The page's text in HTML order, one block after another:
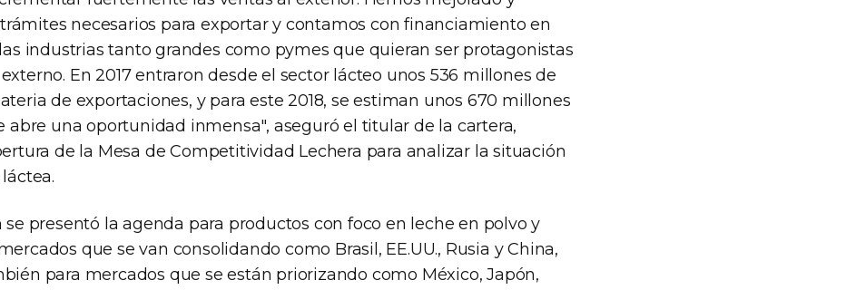
necesarios para exportar y contamos con financiamiento en
industrias tanto grandes como pymes que quieran ser protagonistas
En 2017 entraron desde el sector lácteo unos 536 millones de
de exportaciones, y para este 2018, se estiman unos 670 millones
abre una oportunidad inmensa", aseguró el titular de la cartera,
de la Mesa de Competitividad Lechera para analizar la situación
se presentó la agenda para productos con foco en leche en polvo y
que se van consolidando como Brasil, EE.UU., Rusia y China,
para mercados que se están priorizando como México, Japón,